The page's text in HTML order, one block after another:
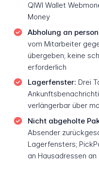
QIWI Wallet
Money
Abholung an
vom Mitarbeiter
übergeben; keine
erforderlich
Lagerfenster: Drei
verlängerbar über
Nicht abgeholte
Absender
Lagerfensters;
an Hausadressen an